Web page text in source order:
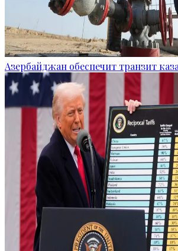
Азербайджан обеспечит транзит